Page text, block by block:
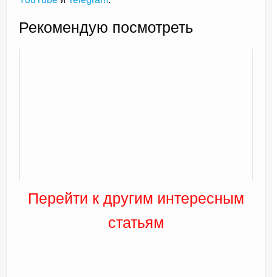
Рекомендую посмотреть
Перейти к другим интересным
статьям